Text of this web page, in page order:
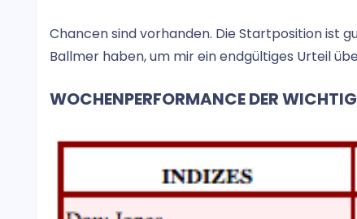
Chancen sind vorhanden. Die Startposition ist
Ballmer haben, um mir ein endgültiges Urteil
WOCHENPERFORMANCE DER